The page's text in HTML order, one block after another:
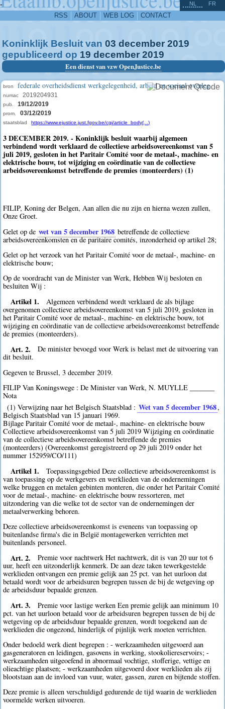
-
RSS ABOUT WEB LOG CONTACT
NL FR
Koninklijk Besluit van 03 december 2019
gepubliceerd op 19 december 2019
Een dienst van vzw OpenJustice.be
bron federale overheidsdienst werkgelegenheid, arbeid en sociaal overleg
numac 2019204931
pub. 19/12/2019
prom. 03/12/2019
staatsblad https://www.ejustice.just.fgov.be/cgi/article_body(...)
3 DECEMBER 2019. - Koninklijk besluit waarbij algemeen
verbindend wordt verklaard de collectieve arbeidsovereenkomst van 5
juli 2019, gesloten in het Paritair Comité voor de metaal-, machine- en
elektrische bouw, tot wijziging en coördinatie van de collectieve
arbeidsovereenkomst betreffende de premies (monteerders) (1)
FILIP, Koning der Belgen, Aan allen die nu zijn en hierna wezen zullen,
Onze Groet.
Gelet op de wet van 5 december 1968 betreffende de collectieve
arbeidsovereenkomsten en de paritaire comités, inzonderheid op artikel 28;
Gelet op het verzoek van het Paritair Comité voor de metaal-, machine- en
elektrische bouw;
Op de voordracht van de Minister van Werk, Hebben Wij besloten en
besluiten Wij :
Artikel 1.
Algemeen verbindend wordt verklaard de als bijlage
overgenomen collectieve arbeidsovereenkomst van 5 juli 2019, gesloten in
het Paritair Comité voor de metaal-, machine- en elektrische bouw, tot
wijziging en coördinatie van de collectieve arbeidsovereenkomst betreffende
de premies (monteerders).
Art. 2.
De minister bevoegd voor Werk is belast met de uitvoering van
dit besluit.
Gegeven te Brussel, 3 december 2019.
FILIP Van Koningswege : De Minister van Werk, N. MUYLLE _______
Nota
(1) Verwijzing naar het Belgisch Staatsblad : Wet van 5 december 1968,
Belgisch Staatsblad van 15 januari 1969.
Bijlage Paritair Comité voor de metaal-, machine- en elektrische bouw
Collectieve arbeidsovereenkomst van 5 juli 2019 Wijziging en coördinatie
van de collectieve arbeidsovereenkomst betreffende de premies
(monteerders) (Overeenkomst geregistreerd op 29 juli 2019 onder het
nummer 152959/CO/111)
Artikel 1.
Toepassingsgebied Deze collectieve arbeidsovereenkomst is
van toepassing op de werkgevers en werklieden van de ondernemingen
welke bruggen en metalen gebinten monteren, die onder het Paritair Comité
voor de metaal-, machine- en elektrische bouw ressorteren, met
uitzondering van die welke tot de sector van de ondernemingen der
metaalverwerking behoren.
Deze collectieve arbeidsovereenkomst is eveneens van toepassing op
buitenlandse firma's die in België montagewerken verrichten met
buitenlands personeel.
Art. 2.
Premie voor nachtwerk Het nachtwerk, dit is van 20 uur tot 6
uur, heeft een uitzonderlijk kenmerk. De aan deze taken tewerkgestelde
werklieden ontvangen een premie gelijk aan 25 pct. van het uurloon dat
betaald wordt voor de arbeidsuren begrepen tussen de bij de wetgeving op
de arbeidsduur bepaalde grenzen.
Art. 3.
Premie voor lastige werken Een premie gelijk aan minimum 10
pct. van het uurloon betaald voor de arbeidsuren begrepen tussen de bij de
wetgeving op de arbeidsduur bepaalde grenzen, wordt toegekend aan de
werklieden die ongezond, hinderlijk of pijnlijk werk moeten verrichten.
Onder bedoeld werk dient begrepen : - werkzaamheden uitgevoerd aan
gasgeneratoren en leidingen, gasovens in werking, stookoliereservoirs; -
werkzaamheden uitgeoefend in abnormaal vochtige, stofferige, vettige en
olieachtige plaatsen; - werkzaamheden uitgevoerd door werklieden als zij
blootstaan aan de invloed van vuur, water, gassen, zuren en bijtende stoffen.
Deze premie is alleen verschuldigd gedurende de tijd waarin de werklieden
voormelde werken uitvoeren.
^